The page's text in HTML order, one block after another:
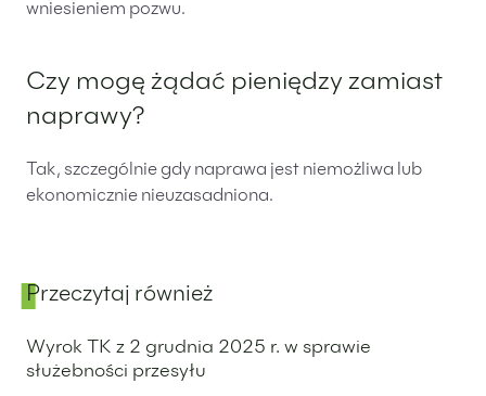
wniesieniem pozwu.
Czy mogę żądać pieniędzy zamiast
naprawy?
Tak, szczególnie gdy naprawa jest niemożliwa lub
ekonomicznie nieuzasadniona.
Panel boczny
Przeczytaj również
Wyrok TK z 2 grudnia 2025 r. w sprawie
służebności przesyłu